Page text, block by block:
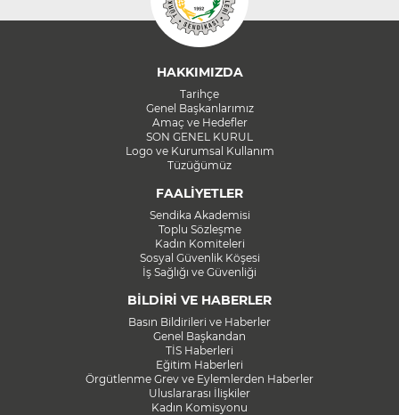
HAKKIMIZDA
Tarihçe
Genel Başkanlarımız
Amaç ve Hedefler
SON GENEL KURUL
Logo ve Kurumsal Kullanım
Tüzüğümüz
FAALİYETLER
Sendika Akademisi
Toplu Sözleşme
Kadın Komiteleri
Sosyal Güvenlik Köşesi
İş Sağlığı ve Güvenliği
BİLDİRİ VE HABERLER
Basın Bildirileri ve Haberler
Genel Başkandan
TİS Haberleri
Eğitim Haberleri
Örgütlenme Grev ve Eylemlerden Haberler
Uluslararası İlişkiler
Kadın Komisyonu